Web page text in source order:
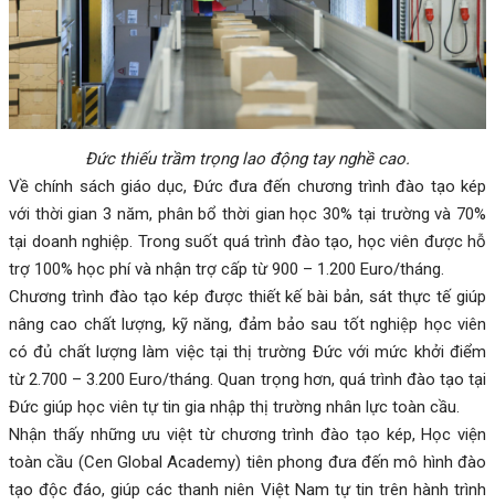
Đức thiếu trầm trọng lao động tay nghề cao.
Về chính sách giáo dục, Đức đưa đến chương trình đào tạo kép
với thời gian 3 năm, phân bổ thời gian học 30% tại trường và 70%
tại doanh nghiệp. Trong suốt quá trình đào tạo, học viên được hỗ
trợ 100% học phí và nhận trợ cấp từ 900 – 1.200 Euro/tháng.
Chương trình đào tạo kép được thiết kế bài bản, sát thực tế giúp
nâng cao chất lượng, kỹ năng, đảm bảo sau tốt nghiệp học viên
có đủ chất lượng làm việc tại thị trường Đức với mức khởi điểm
từ 2.700 – 3.200 Euro/tháng. Quan trọng hơn, quá trình đào tạo tại
Đức giúp học viên tự tin gia nhập thị trường nhân lực toàn cầu.
Nhận thấy những ưu việt từ chương trình đào tạo kép, Học viện
toàn cầu (Cen Global Academy) tiên phong đưa đến mô hình đào
tạo độc đáo, giúp các thanh niên Việt Nam tự tin trên hành trình